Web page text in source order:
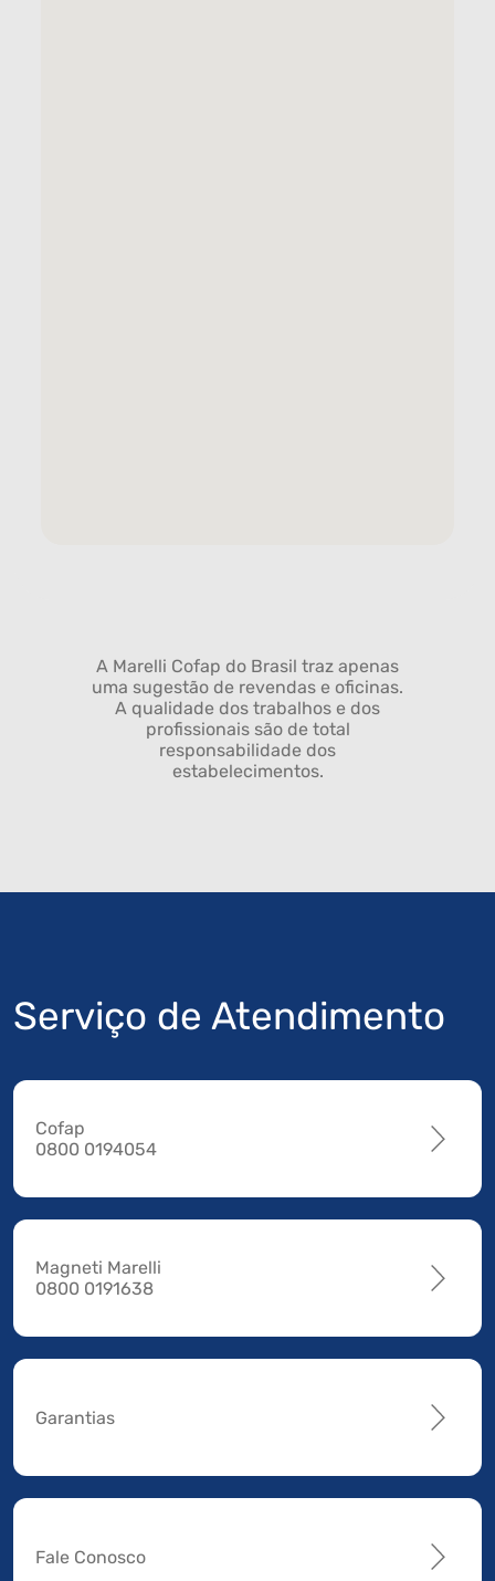
A Marelli Cofap do Brasil traz apenas
uma sugestão de revendas e oficinas.
A qualidade dos trabalhos e dos
profissionais são de total
responsabilidade dos
estabelecimentos.
Serviço de Atendimento
Cofap
0800 0194054
Magneti Marelli
0800 0191638
Garantias
Fale Conosco